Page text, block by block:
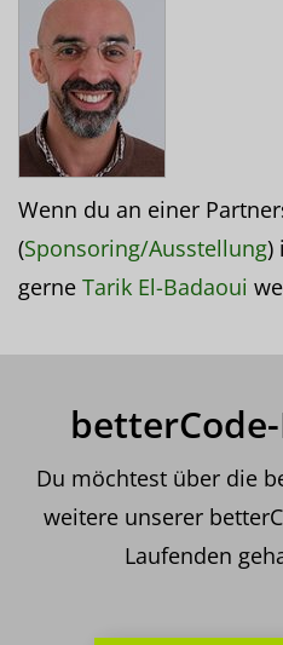
Wenn du an einer
(Sponsoring/Ausstellung)
gerne Tarik El-Badaoui
Du möchtest über die
weitere unserer
Laufenden